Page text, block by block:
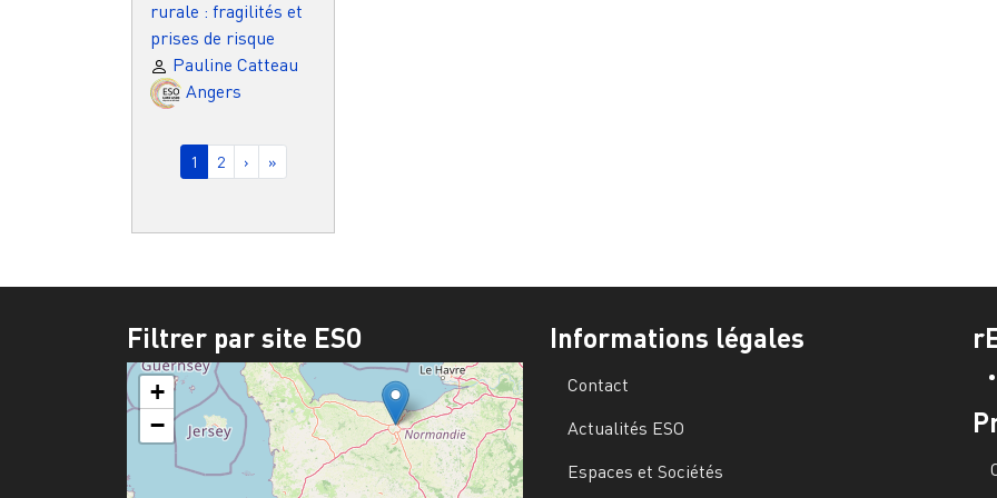
rurale : fragilités et
prises de risque
Pauline Catteau
Angers
Pagination
Page courante
1 Page
2 Page suivante
› Dernière page
»
Filtrer par site ESO
+
−
Informations légales
Contact
Actualités ESO
Espaces et Sociétés